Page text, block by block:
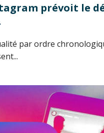
prévoit le
par ordre